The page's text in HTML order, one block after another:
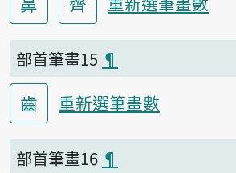
部首筆畫15 ¶
齒 重新選筆畫數
部首筆畫16 ¶